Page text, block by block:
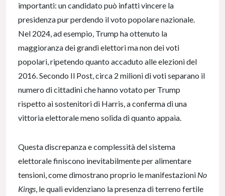
importanti: un candidato può infatti vincere la
presidenza pur perdendo il voto popolare nazionale.
Nel 2024, ad esempio, Trump ha ottenuto la
maggioranza dei grandi elettori ma non dei voti
popolari, ripetendo quanto accaduto alle elezioni del
2016. Secondo Il Post, circa 2 milioni di voti separano il
numero di cittadini che hanno votato per Trump
rispetto ai sostenitori di Harris, a conferma di una
vittoria elettorale meno solida di quanto appaia.
Questa discrepanza e complessità del sistema
elettorale finiscono inevitabilmente per alimentare
tensioni, come dimostrano proprio le manifestazioni No
Kings, le quali evidenziano la presenza di terreno fertile